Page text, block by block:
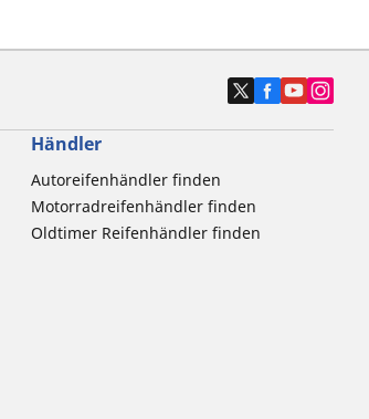
Händler
Autoreifenhändler finden
Motorradreifenhändler finden
Oldtimer Reifenhändler finden